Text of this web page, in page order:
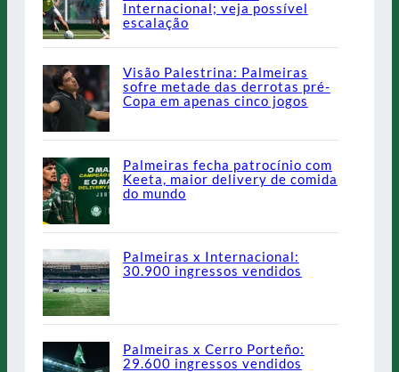
Internacional; veja possível
escalação
Visão Palestrina: Palmeiras
sofre metade das derrotas pré-
Copa em apenas cinco jogos
Palmeiras fecha patrocínio com
Keeta, maior delivery de comida
do mundo
Palmeiras x Internacional:
30.900 ingressos vendidos
Palmeiras x Cerro Porteño:
29.600 ingressos vendidos